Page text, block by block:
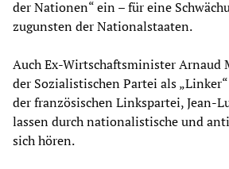
der Nationen“ ein – für eine
zugunsten der Nationalstaaten.
Auch Ex-Wirtschaftsminister Arnaud
der Sozialistischen Partei als
der französischen Linkspartei, Jean-
lassen durch nationalistische und
sich hören.